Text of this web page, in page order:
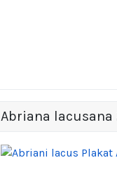
Abriana lacusana